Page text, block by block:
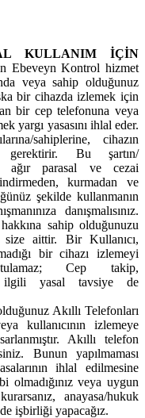
KULLANIM İÇİN
Ebeveyn Kontrol hizmet
veya sahip olduğunuz
bir cihazda izlemek için
bir cep telefonuna veya
yargı yasasını ihlal eder.
sahiplerine, cihazın
gerektirir. Bu şartın/
ağır parasal ve cezai
indirmeden, kurmadan ve
şekilde kullanmanın
danışmalısınız.
sahip olduğunuzu
aittir. Bir Kullanıcı,
bir cihazı izlemeyi
Cep takip,
ilgili yasal tavsiye de
Akıllı Telefonları
kullanıcının izlemeye
Akıllı telefon
Bunun yapılmaması
ihlal edilmesine
olmadığınız veya uygun
anayasa/hukuk
işbirliği yapacağız.